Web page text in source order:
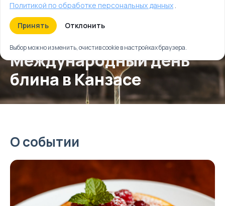
Международный день
блина в Канзасе
О событии
Политикой по обработке персональных данных.
Принять Отклонить
Выбор можно изменить, очистив cookie в настройках браузера.